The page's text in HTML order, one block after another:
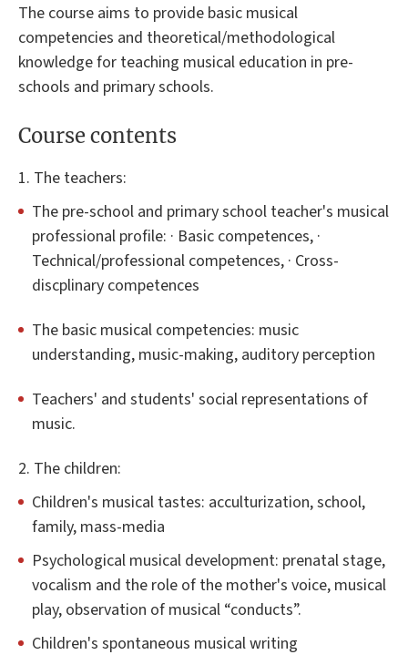
The course aims to provide basic musical
competencies and theoretical/methodological
knowledge for teaching musical education in pre-
schools and primary schools.
Course contents
1. The teachers:
The pre-school and primary school teacher's musical
professional profile: · Basic competences, ·
Technical/professional competences, · Cross-
discplinary competences
The basic musical competencies: music
understanding, music-making, auditory perception
Teachers' and students' social representations of
music.
2. The children:
Children's musical tastes: acculturization, school,
family, mass-media
Psychological musical development: prenatal stage,
vocalism and the role of the mother's voice, musical
play, observation of musical “conducts”.
Children's spontaneous musical writing